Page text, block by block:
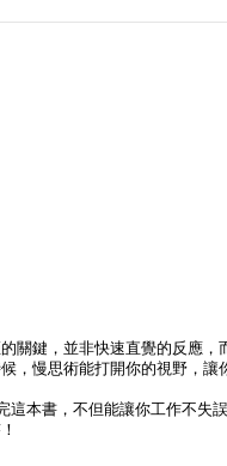
鍵，並非快速直覺的反應
慢思術能打開你的視野，
本書，不但能讓你工作不